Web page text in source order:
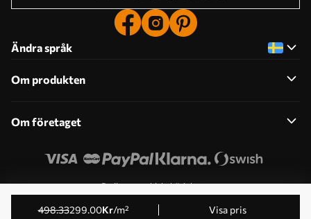
498.33299.00Kr/m² Visa pris
Ändra språk
Om produkten
Om företaget
Redigera cookiebehörigheter
© 2011-2026 Uwalls . Alla rättigheter förbehållna. Drivs av